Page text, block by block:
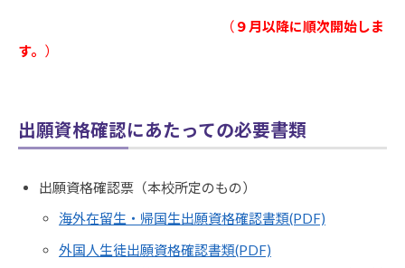
（ ９月以降に順次開始しま
す。 ）
出願資格確認にあたっての必要書類
出願資格確認票（本校所定のもの）
海外在留生・帰国生出願資格確認書類(PDF)
外国人生徒出願資格確認書類(PDF)